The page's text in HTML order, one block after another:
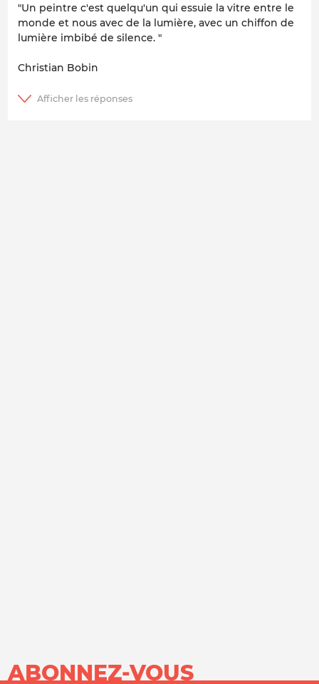
"Un peintre c'est quelqu'un qui essuie la vitre entre le
monde et nous avec de la lumière, avec un chiffon de
lumière imbibé de silence. "
Christian Bobin
ABONNEZ-VOUS